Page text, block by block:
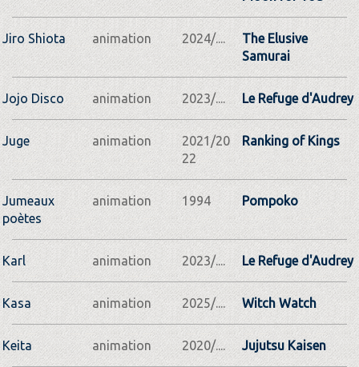
Jiro Shiota animation 2024/....
The Elusive
Samurai
Jojo Disco animation 2023/.... Le Refuge d'Audrey
Juge animation
2021/20
22
Ranking of Kings
Jumeaux
poètes
animation 1994 Pompoko
Karl animation 2023/.... Le Refuge d'Audrey
Kasa animation 2025/.... Witch Watch
Keita animation 2020/.... Jujutsu Kaisen